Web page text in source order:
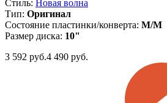
Стиль: Новая волна
Тип: Оригинал
Состояние пластинки/конверта: M/M
Размер диска: 10"
3 592 руб.4 490 руб.